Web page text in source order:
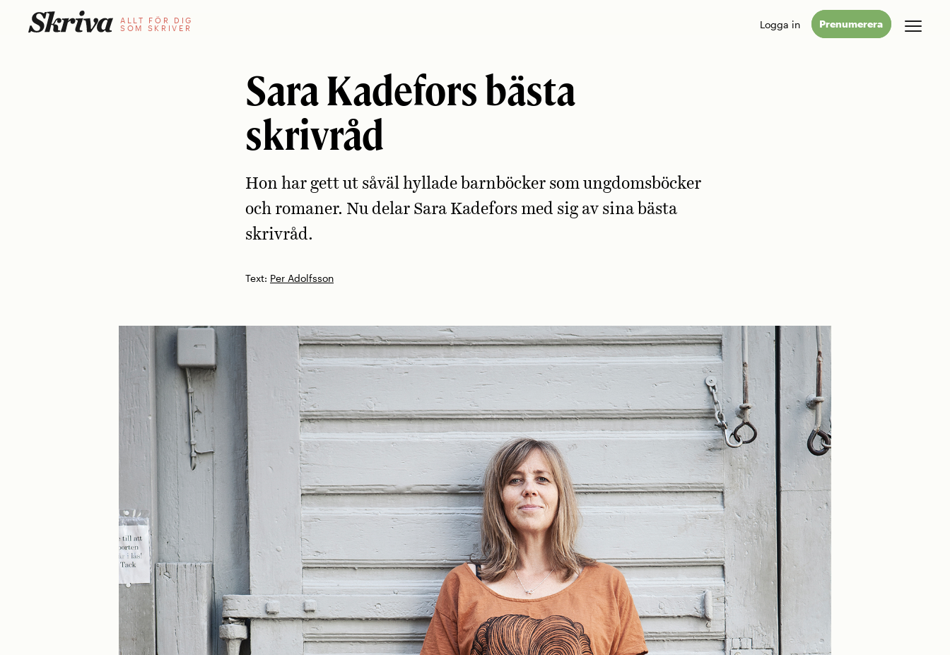
ALLT FÖR DIG
SOM SKRIVER
Logga in Prenumerera
Sara Kadefors bästa
skrivråd
Text: Per Adolfsson
Hon har gett ut såväl hyllade barnböcker som ungdomsböcker
och romaner. Nu delar Sara Kadefors med sig av sina bästa
skrivråd.